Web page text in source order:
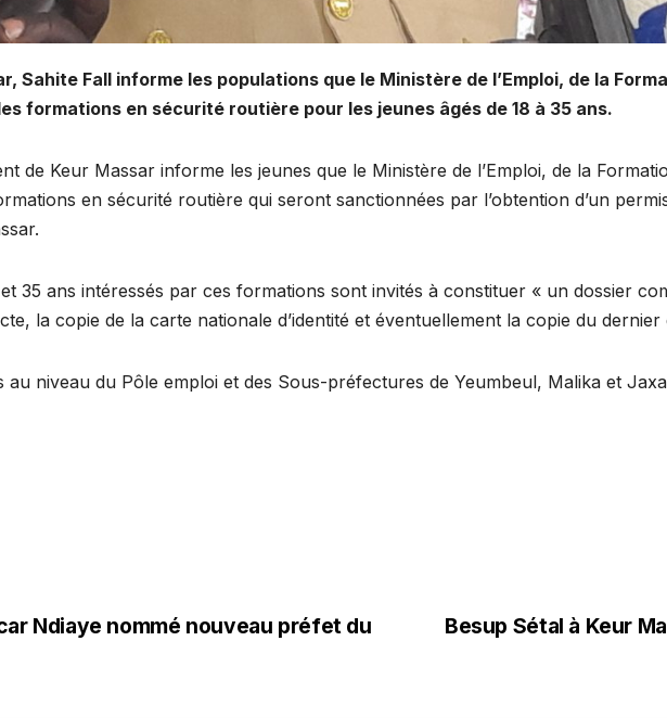
Sahite Fall informe les populations que le Ministère de l’Emploi, de la
formations en sécurité routière pour les jeunes âgés de 18 à 35 ans.
de Keur Massar informe les jeunes que le Ministère de l’Emploi, de la
en sécurité routière qui seront sanctionnées par l’obtention d’un
35 ans intéressés par ces formations sont invités à constituer « un dossier
la copie de la carte nationale d’identité et éventuellement la copie du
au niveau du Pôle emploi et des Sous-préfectures de Yeumbeul, Malika et
Besup Sétal à Keur
Ndiaye nommé nouveau préfet du